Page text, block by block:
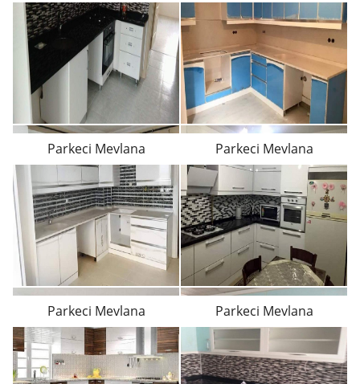
Parkeci Mevlana Parkeci Mevlana
Parkeci Mevlana Parkeci Mevlana